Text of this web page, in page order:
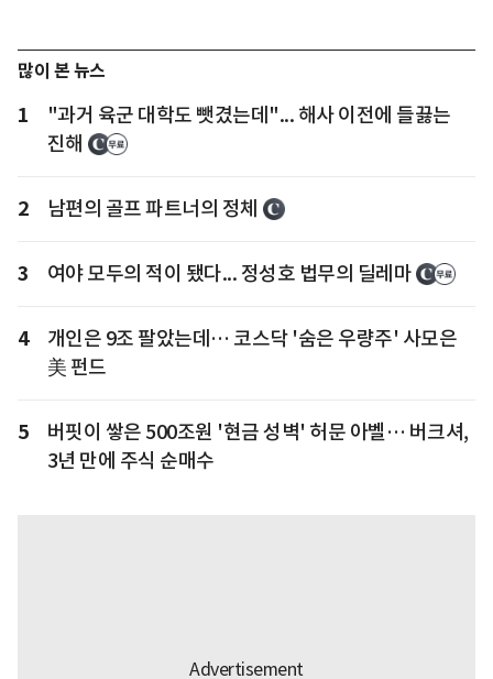
많이 본 뉴스
1
"과거 육군 대학도 뺏겼는데"... 해사 이전에 들끓는
진해
2 남편의 골프 파트너의 정체
3 여야 모두의 적이 됐다... 정성호 법무의 딜레마
4
개인은 9조 팔았는데… 코스닥 '숨은 우량주' 사모은
美 펀드
5
버핏이 쌓은 500조원 '현금 성벽' 허문 아벨… 버크셔,
3년 만에 주식 순매수